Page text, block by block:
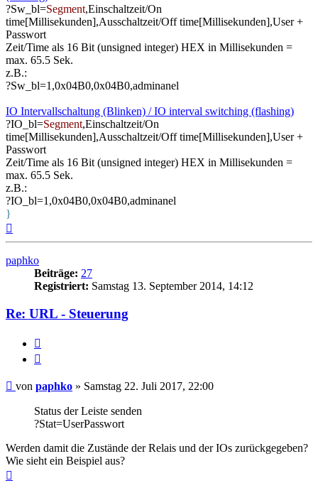
?Sw_bl=Segment,Einschaltzeit/On
time[Millisekunden],Ausschaltzeit/Off time[Millisekunden],User +
Passwort
Zeit/Time als 16 Bit (unsigned integer) HEX in Millisekunden =
max. 65.5 Sek.
z.B.:
?Sw_bl=1,0x04B0,0x04B0,adminanel
IO Intervallschaltung (Blinken) / IO interval switching (flashing)
?IO_bl=Segment,Einschaltzeit/On
time[Millisekunden],Ausschaltzeit/Off time[Millisekunden],User +
Passwort
Zeit/Time als 16 Bit (unsigned integer) HEX in Millisekunden =
max. 65.5 Sek.
z.B.:
?IO_bl=1,0x04B0,0x04B0,adminanel
}
paphko
Beiträge: 27
Registriert: Samstag 13. September 2014, 14:12
Re: URL - Steuerung
Beitrag
von paphko » Samstag 22. Juli 2017, 22:00
Status der Leiste senden
?Stat=UserPasswort
Werden damit die Zustände der Relais und der IOs zurückgegeben?
Wie sieht ein Beispiel aus?